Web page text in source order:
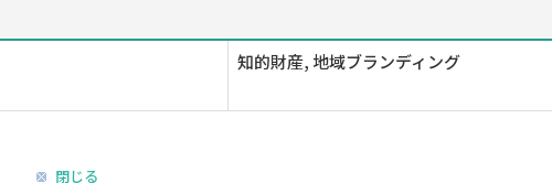
知的財産, 地域ブランディング
閉じる